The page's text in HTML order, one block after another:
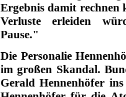
Ergebnis damit rechnen
Verluste erleiden
Pause."
Die Personalie
im großen Skandal.
Gerald Hennenhöfer